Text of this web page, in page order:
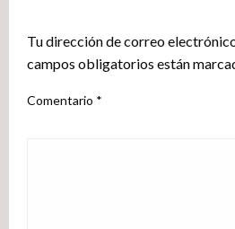
Tu dirección de correo
campos obligatorios están
Comentario *